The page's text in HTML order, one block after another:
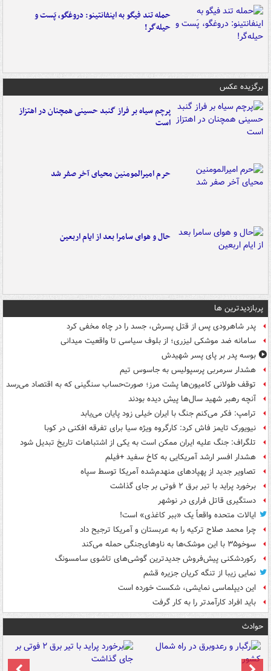
حمله تند فیگو به اینفانتینو: دروغگو، پَست‌ و
حیله‌گر!
برگزیده عکس
پرچم سیاه بر فراز گنبد حسینی همچنان در اهتزاز
است
حرم امیرالمومنین محیای آخر صفر شد
حال و هوای سامرا بعد از ایام اربعین
پربازدیدترین ها
پدر شاهرودی پس از قتل پسرش، جسد را در چاه مخفی کرد
سامانه ضد موشکی لیزری؛ از بلوف سیاسی تا واقعیت میدانی
بوسه‌ پدر بر پای پسر شهیدش
هشدار سرمربی پرسپولیس به جاسوس تیم
توقف طولانی کامیون‌ها پشت مرز؛ صورت‌حساب سنگینی که به اقتصاد می‌رسد
آنچه رهبر شهید سال‌ها پیش دیده بودند
ترامپ: فکر می‌کنم جنگ با ایران خیلی زود پایان می‌یابد
نیویورک تایمز فاش کرد: کارگروه ویژه سیا برای تفرقه افکنی در کوبا
تلگراف: جنگ علیه ایران ممکن است به یکی از اشتباهات تاریخ تبدیل شود
هشدار افسر ارشد آمریکایی به کاخ سفید +فیلم
تصاویر جدید از پهپادهای منهدم‌شده آمریکا توسط سپاه
برخورد پراید با تیر برق ۲ فوتی بر جای گذاشت
دستگیری قاتل فراری در نوشهر
ایالات متحده واقعاً یک «ببر کاغذی» است!
چرا محمد صلاح ترکیه را به عربستان و آمریکا ترجیح داد
سوخو۳۵ با این موشک‌ها به ناوهای‌جنگی حمله می‌کند
رکوردشکنی پیش‌فروش جدیدترین گوشی‌های تاشوی سامسونگ
نمایی زیبا از تنگه کریان جزیره قشم
این دیپلماسی نمایشی، شکست خورده است
باید افراد کارآمدتر را به کار گرفت
حوادث